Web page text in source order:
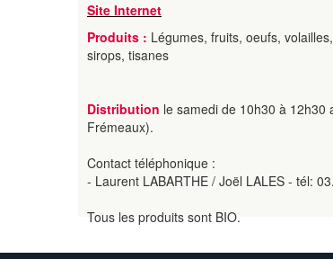
Site Internet
Produits : Légumes, fruits, oeufs,
sirops, tisanes
Distribution le samedi de 10h30 à 12h30
Frémeaux).
Contact téléphonique :
- Laurent LABARTHE / Joël LALES - tél:
Tous les produits sont BIO.